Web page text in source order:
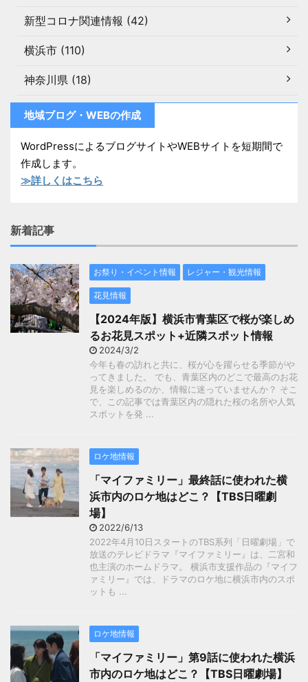
新型コロナ関連情報 (42)
横浜市 (110)
神奈川県 (18)
地域ブログ・WEBの作成
WordPressによるブログサイトやWEBサイトを短期間で
作成します。
≫詳しくはこちら
新着記事
お祭り・イベント情報 レジャー・観光情報
花見情報
【2024年版】横浜市青葉区で桜が楽しめ
るお花見スポット+近隣スポット情報
2024/3/2
今年も春の訪れと共に、桜が心を躍らせる季節がや
ってきました。 でも、青葉区内のどこで最高のお花
見を楽しめるのか、情報に迷っていませんか？ そこ
で、この記事では青葉区内の隠れた桜の名所や人気
スポットを発 ...
ロケ地情報
「マイファミリー」最終話に使われた横
浜市内のロケ地はどこ？【TBS日曜劇
場】
2022/6/13
2022年4月10日スタートのTBS系列「日曜劇場」で
放送のテレビドラマ『マイファミリー』は、二宮和
也主演のホームドラマ。 横浜市支援作品の『マイフ
ァミリー』では、ドラマのロケ地に横浜市内のスポ
ットも ...
ロケ地情報
「マイファミリー」第9話に使われた横浜
市内のロケ地はどこ？【TBS日曜劇場】